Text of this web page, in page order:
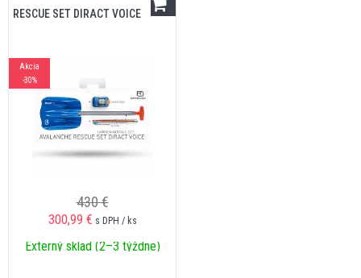
RESCUE SET DIRACT VOICE
Akcia
-30%
430 €
300,99 € s DPH / ks
Externý sklad (2–3 týždne)